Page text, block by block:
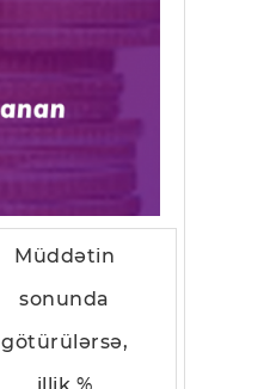
Müddətin
sonunda
götürülərsə,
illik %